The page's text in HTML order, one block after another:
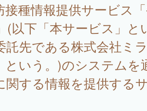
種情報提供サービス
(以下「本サービス」と
託先である株式会社ミ
という。)のシステムを
関する情報を提供する